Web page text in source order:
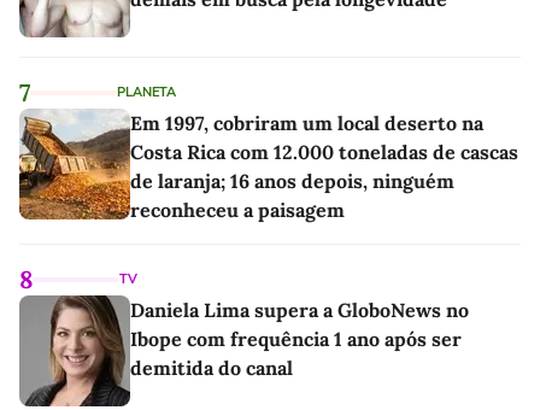
7 PLANETA
Em 1997, cobriram um local deserto na
Costa Rica com 12.000 toneladas de cascas
de laranja; 16 anos depois, ninguém
reconheceu a paisagem
8 TV
Daniela Lima supera a GloboNews no
Ibope com frequência 1 ano após ser
demitida do canal